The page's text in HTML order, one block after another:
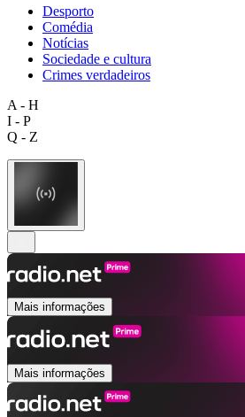
Desporto
Comédia
Notícias
Sociedade e cultura
Crimes verdadeiros
A - H
I - P
Q - Z
Mais informações
Mais informações